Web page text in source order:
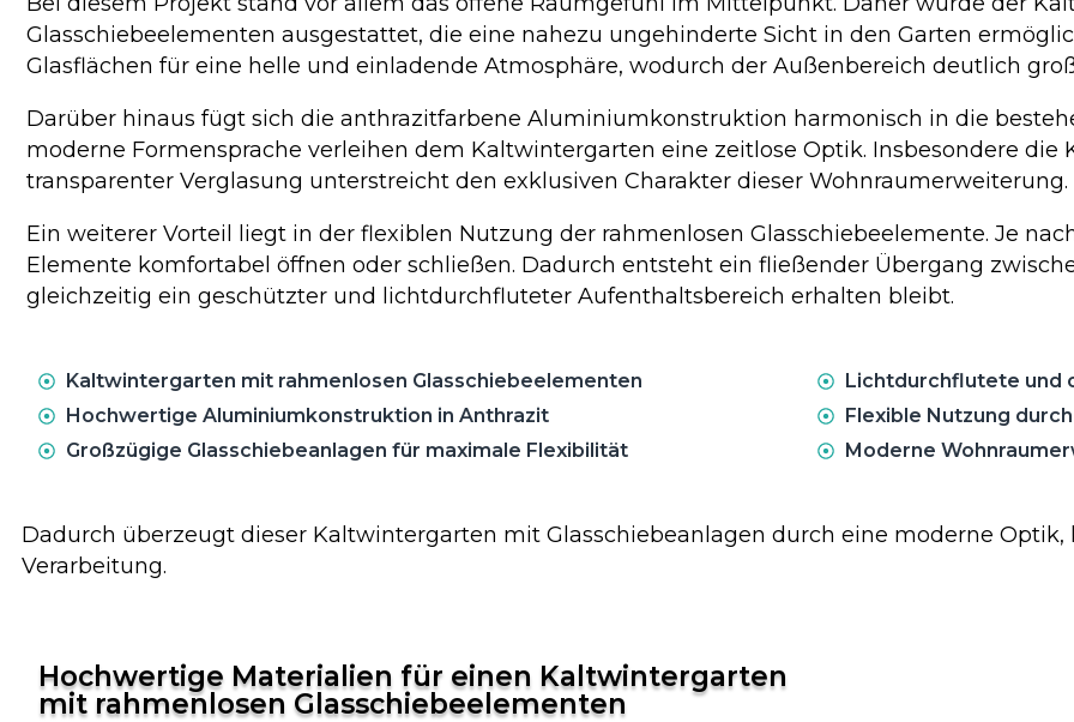
Glasschiebeelementen ausgestattet, die eine nahezu ungehinderte Sicht in den Garten
Glasflächen für eine helle und einladende Atmosphäre, wodurch der Außenbereich deutlich
Darüber hinaus fügt sich die anthrazitfarbene Aluminiumkonstruktion harmonisch in die
moderne Formensprache verleihen dem Kaltwintergarten eine zeitlose Optik. Insbesondere die
transparenter Verglasung unterstreicht den exklusiven Charakter dieser Wohnraumerweiterung.
Ein weiterer Vorteil liegt in der flexiblen Nutzung der rahmenlosen Glasschiebeelemente. Je
Elemente komfortabel öffnen oder schließen. Dadurch entsteht ein fließender Übergang
gleichzeitig ein geschützter und lichtdurchfluteter Aufenthaltsbereich erhalten bleibt.
Kaltwintergarten mit rahmenlosen Glasschiebeelementen
Hochwertige Aluminiumkonstruktion in Anthrazit
Großzügige Glasschiebeanlagen für maximale Flexibilität
Lichtdurchflutete und
Flexible Nutzung
Moderne
Dadurch überzeugt dieser Kaltwintergarten mit Glasschiebeanlagen durch eine moderne
Verarbeitung.
Hochwertige Materialien für einen Kaltwintergarten
mit rahmenlosen Glasschiebeelementen